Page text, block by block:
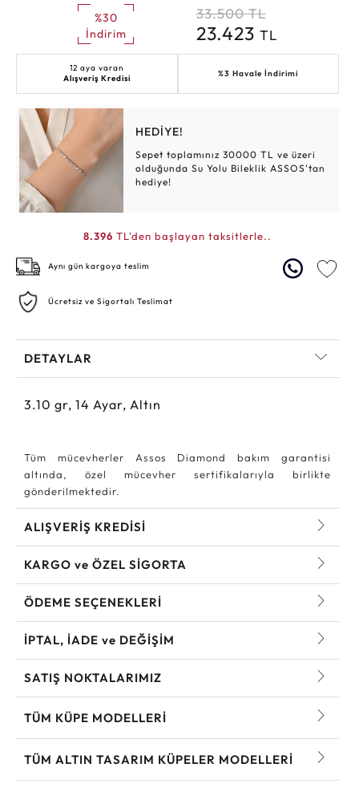
%30
İndirim
33.500 TL
23.423 TL
12 aya varan
Alışveriş Kredisi
%3 Havale İndirimi
HEDİYE!
Sepet toplamınız 30000 TL ve üzeri
olduğunda Su Yolu Bileklik ASSOS'tan
hediye!
8.396 TL'den başlayan taksitlerle..
Aynı gün kargoya teslim
Ücretsiz ve Sigortalı Teslimat
DETAYLAR
3.10 gr, 14 Ayar, Altın
Tüm mücevherler Assos Diamond bakım garantisi
altında, özel mücevher sertifikalarıyla birlikte
gönderilmektedir.
ALIŞVERİŞ KREDİSİ
KARGO ve ÖZEL SİGORTA
ÖDEME SEÇENEKLERİ
İPTAL, İADE ve DEĞİŞİM
SATIŞ NOKTALARIMIZ
TÜM KÜPE MODELLERI
TÜM ALTIN TASARIM KÜPELER MODELLERI